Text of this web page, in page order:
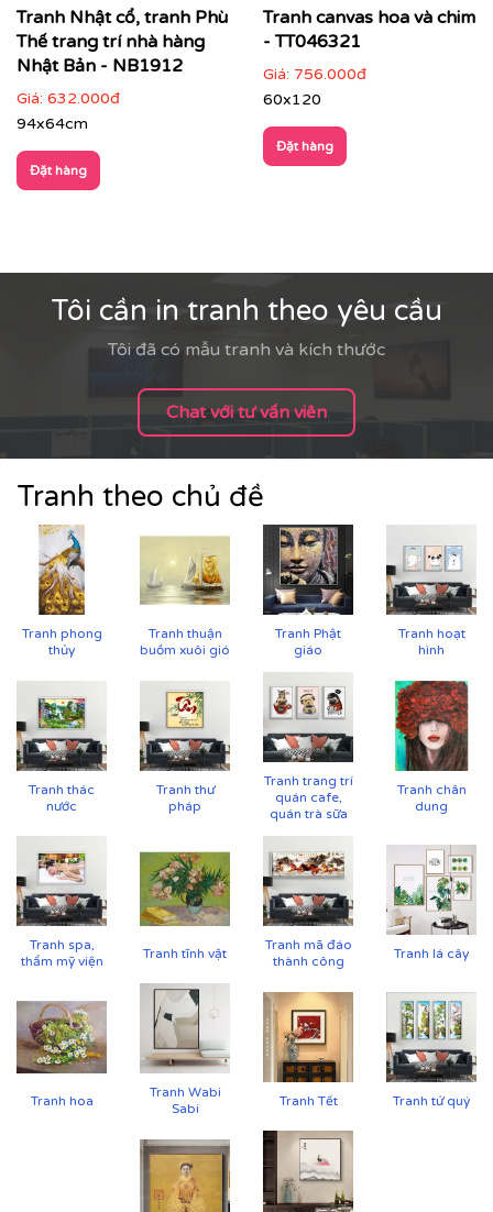
✨Chất liệu vải in cao cấp
Vải canvas dày dặn, bề mặt sần nhẹ, giữ màu tốt,
không lo bạc phai màu.
Tăng độ bám mực, cho hình ảnh sắc nét, sống
động.
Cận cảnh tranh in trên chất liệu canvas công nghệ in
Cận cảnh tranh in trên chất liệu canvas công nghệ in
Tranh Nhật cổ, tranh Phù
Thế trang trí nhà hàng
Nhật Bản - NB1912
Giá: 632.000đ
94x64cm
Đặt hàng
Tranh canvas hoa và chim
- TT046321
Giá: 756.000đ
60x120
Đặt hàng
Tôi cần in tranh theo yêu cầu
Tôi đã có mẫu tranh và kích thước
Chat với tư vấn viên
Tranh theo chủ đề
Tranh phong
thủy
Tranh thuận
buồm xuôi gió
Tranh Phật
giáo
Tranh hoạt
hình
Tranh thác
nước
Tranh thư
pháp
Tranh trang trí
quán cafe,
quán trà sữa
Tranh chân
dung
Tranh spa,
thẩm mỹ viện
Tranh tĩnh vật
Tranh mã đáo
thành công
Tranh lá cây
Tranh hoa
Tranh Wabi
Sabi
Tranh Tết Tranh tứ quý